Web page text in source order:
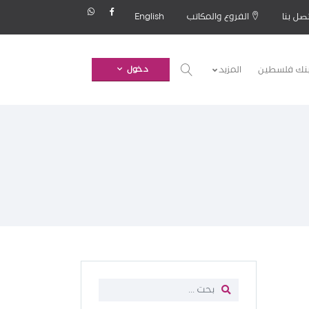
بنا الفروع والمكاتب English
فلسطين المزيد دخول